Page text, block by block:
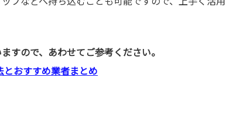
すので、あわせてご参考ください。
おすすめ業者まとめ